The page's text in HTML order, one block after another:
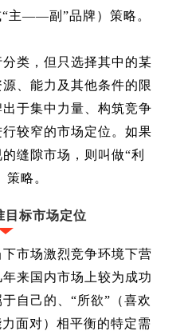
主——副”品牌）策略。
类，但只选择其中的某
、能力及其他条件的限
于集中力量、构筑竞争
较窄的市场定位。如果
缝隙市场，则叫做“利
略。
目标市场定位
市场激烈竞争环境下营
来国内市场上较为成功
自己的、“所欲”（喜欢
面对）相平衡的特定需